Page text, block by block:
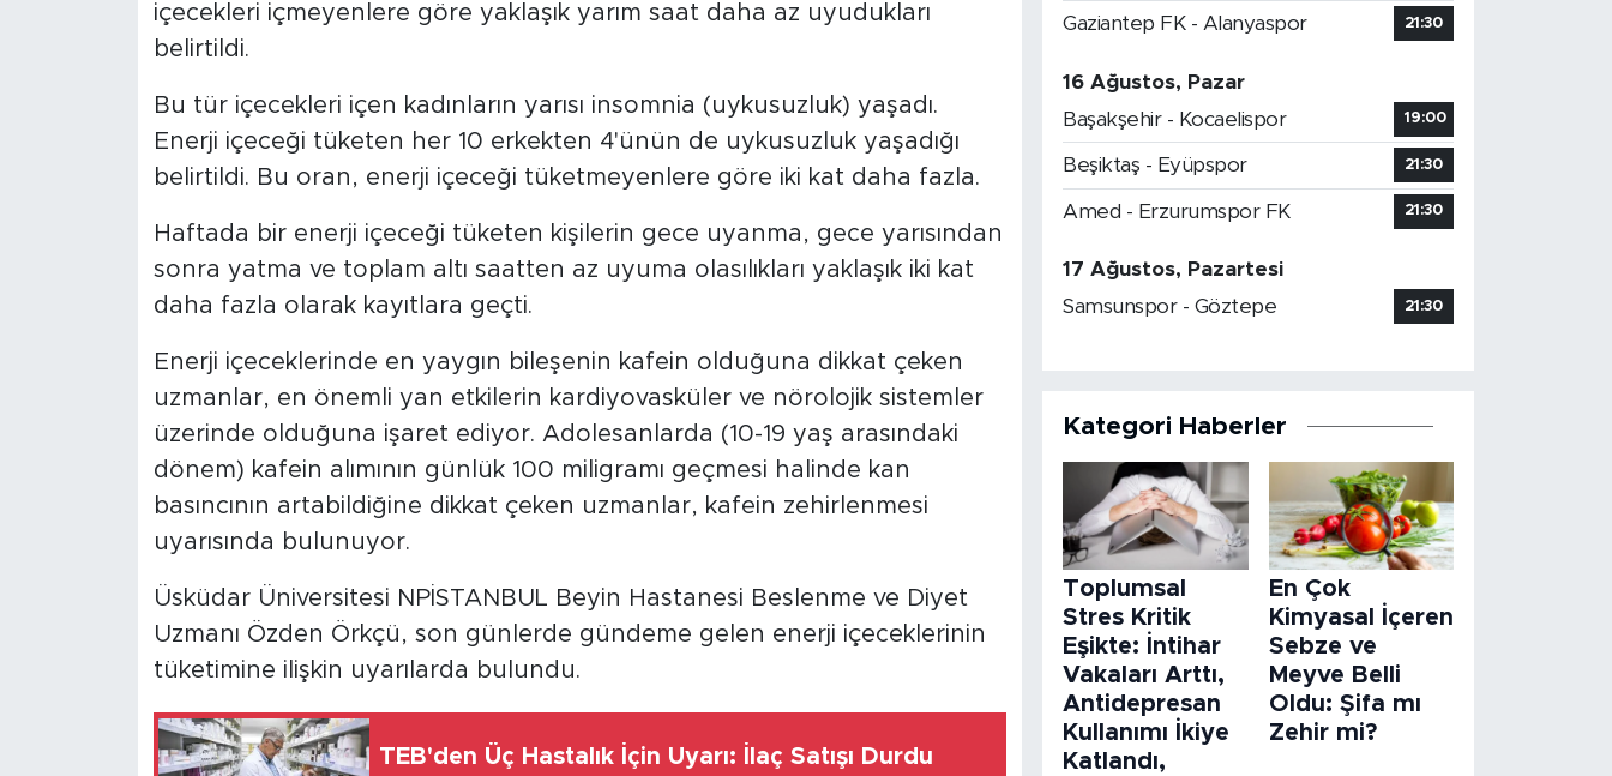
içecekleri içmeyenlere göre yaklaşık yarım saat daha az uyudukları
belirtildi.
Bu tür içecekleri içen kadınların yarısı insomnia (uykusuzluk) yaşadı.
Enerji içeceği tüketen her 10 erkekten 4'ünün de uykusuzluk yaşadığı
belirtildi. Bu oran, enerji içeceği tüketmeyenlere göre iki kat daha fazla.
Haftada bir enerji içeceği tüketen kişilerin gece uyanma, gece yarısından
sonra yatma ve toplam altı saatten az uyuma olasılıkları yaklaşık iki kat
daha fazla olarak kayıtlara geçti.
Enerji içeceklerinde en yaygın bileşenin kafein olduğuna dikkat çeken
uzmanlar, en önemli yan etkilerin kardiyovasküler ve nörolojik sistemler
üzerinde olduğuna işaret ediyor. Adolesanlarda (10-19 yaş arasındaki
dönem) kafein alımının günlük 100 miligramı geçmesi halinde kan
basıncının artabildiğine dikkat çeken uzmanlar, kafein zehirlenmesi
uyarısında bulunuyor.
Üsküdar Üniversitesi NPİSTANBUL Beyin Hastanesi Beslenme ve Diyet
Uzmanı Özden Örkçü, son günlerde gündeme gelen enerji içeceklerinin
tüketimine ilişkin uyarılarda bulundu.
TEB'den Üç Hastalık İçin Uyarı: İlaç Satışı Durdu
Gaziantep FK - Alanyaspor 21:30
16 Ağustos, Pazar
Başakşehir - Kocaelispor
19:00
Beşiktaş - Eyüpspor 21:30
Amed - Erzurumspor FK 21:30
17 Ağustos, Pazartesi
Samsunspor - Göztepe
21:30
Kategori Haberler
Toplumsal
Stres Kritik
Eşikte: İntihar
Vakaları Arttı,
Antidepresan
Kullanımı İkiye
Katlandı,
En Çok
Kimyasal İçeren
Sebze ve
Meyve Belli
Oldu: Şifa mı
Zehir mi?
SİYASET
MEDYA KÖŞESİ
VİDEOLAR
ALINTI YAZARLAR